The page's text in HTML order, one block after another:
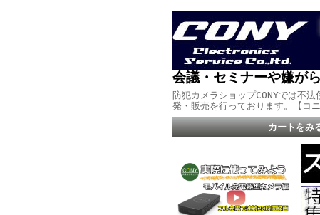
会議・セミナーや嫌が
防犯カメラショップCONYでは不
発・販売を行っております。【コ
カートをみ